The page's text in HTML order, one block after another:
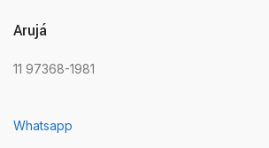
Arujá
11 97368-1981
Whatsapp